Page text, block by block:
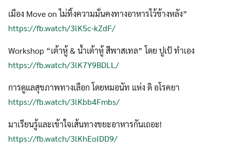
เมือง Move on ไม่ทิ้งความมั่นคงทางอาหารไว้ข้างหลัง”
https://fb.watch/3lK5c-kZdF/
Workshop “เต้าหู้ & น้ำเต้าหู้ สีพาสเทล” โดย ปูเป้ ทำเอง
https://fb.watch/3lK7Y9BDLL/
การดูแลสุขภาพทางเลือก โดยหมอนัท แห่ง ดิ อโรคยา
https://fb.watch/3lKbb4Fmbs/
มาเรียนรู้และเข้าใจเส้นทางขยะอาหารกันเถอะ!
https://fb.watch/3lKhEoIDD9/